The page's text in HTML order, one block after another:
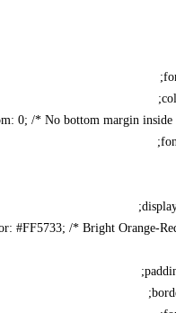
0; /* No bottom margin inside
#FF5733; /* Bright Orange-Red